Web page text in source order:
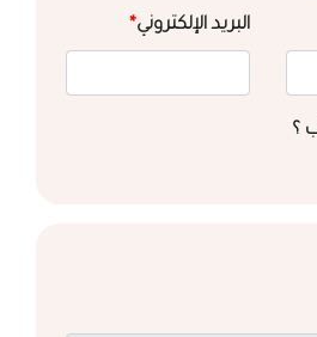
البريد الإلكتروني*
؟